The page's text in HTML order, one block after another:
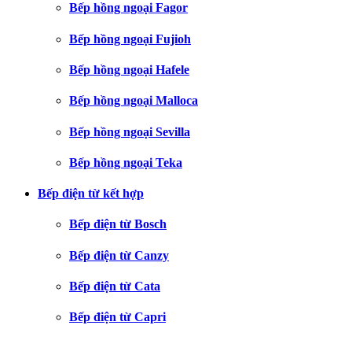
Bếp hồng ngoại Fagor
Bếp hồng ngoại Fujioh
Bếp hồng ngoại Hafele
Bếp hồng ngoại Malloca
Bếp hồng ngoại Sevilla
Bếp hồng ngoại Teka
Bếp điện từ kết hợp
Bếp điện từ Bosch
Bếp điện từ Canzy
Bếp điện từ Cata
Bếp điện từ Capri